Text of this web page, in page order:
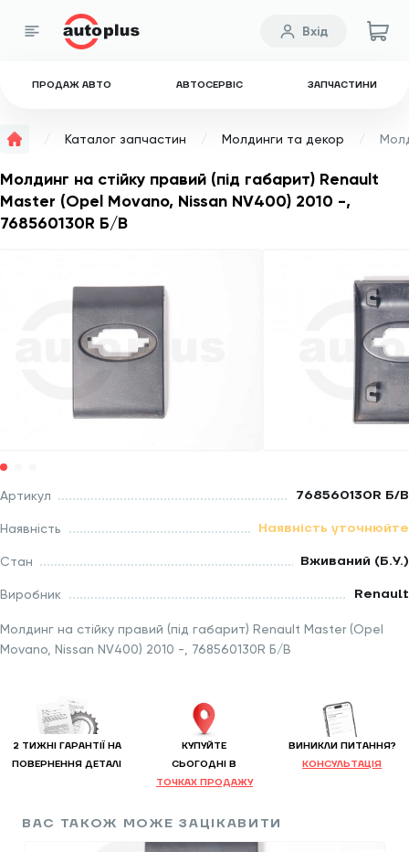
ПРОДАЖ АВТО АВТОСЕРВІС ЗАПЧАСТИНИ
Вхід
Каталог запчастин Молдинги та декор
Молдинг на стійку правий (під габарит) Renault
Master (Opel Movano, Nissan NV400) 2010 -,
768560130R Б/В
Молдинг на стійку правий (під габарит) Renault Master (Opel
Movano, Nissan NV400) 2010 -, 768560130R Б/В
Артикул 768560130R Б/В
Наявність Наявність уточнюйте
Стан Вживаний (Б.У.)
Виробник Renault
2 ТИЖНІ ГАРАНТІЇ НА
ПОВЕРНЕННЯ ДЕТАЛІ
КУПУЙТЕ
CЬОГОДНІ В
ТОЧКАХ ПРОДАЖУ
ВИНИКЛИ ПИТАННЯ?
КОНСУЛЬТАЦІЯ
ВАС ТАКОЖ МОЖЕ ЗАЦІКАВИТИ